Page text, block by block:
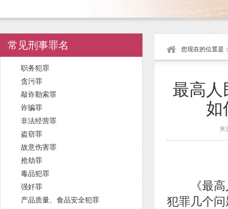
常见刑事罪名
职务犯罪
贪污罪
敲诈勒索罪
诈骗罪
非法经营罪
盗窃罪
故意伤害罪
抢劫罪
毒品犯罪
强奸罪
产品质量、食品安全犯罪
您现在的位置是
最高人
如
来
《最高人
犯罪几个